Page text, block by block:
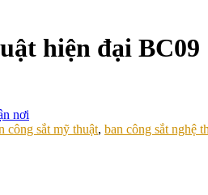
hiện đại BC09
nơi
công sắt mỹ thuật, ban công sắt nghệ